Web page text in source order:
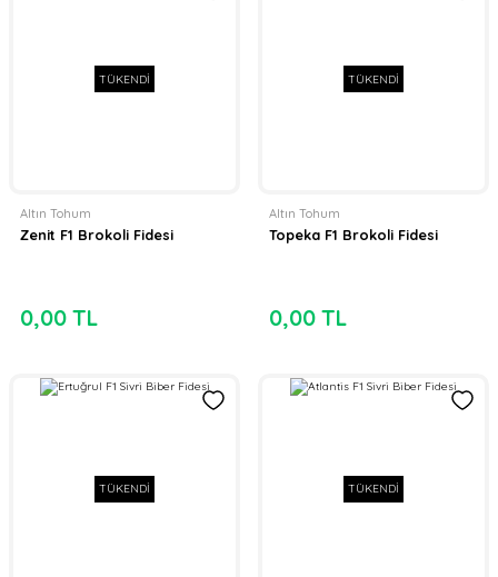
TÜKENDİ
Altın Tohum
Zenit F1 Brokoli Fidesi
0,00 TL
TÜKENDİ
Altın Tohum
Topeka F1 Brokoli Fidesi
0,00 TL
TÜKENDİ TÜKENDİ